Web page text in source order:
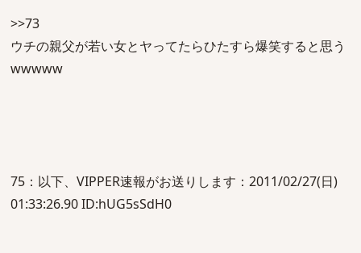
>>73
ウチの親父が若い女とヤってたらひたすら爆笑すると思う
wwwww
75：以下、VIPPER速報がお送りします：2011/02/27(日)
01:33:26.90 ID:hUG5sSdH0